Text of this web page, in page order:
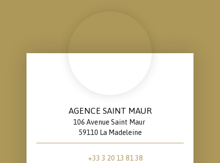
AGENCE SAINT MAUR
106 Avenue Saint Maur
59110 La Madeleine
+33 3 20 13 81 38